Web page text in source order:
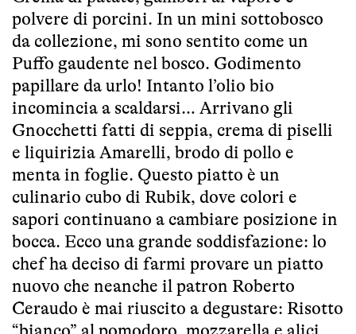
polvere di porcini. In un mini sottobosco
da collezione, mi sono sentito come un
Puffo gaudente nel bosco. Godimento
papillare da urlo! Intanto l’olio bio
incomincia a scaldarsi… Arrivano gli
Gnocchetti fatti di seppia, crema di piselli
e liquirizia Amarelli, brodo di pollo e
menta in foglie. Questo piatto è un
culinario cubo di Rubik, dove colori e
sapori continuano a cambiare posizione in
bocca. Ecco una grande soddisfazione: lo
chef ha deciso di farmi provare un piatto
nuovo che neanche il patron Roberto
Ceraudo è mai riuscito a degustare: Risotto